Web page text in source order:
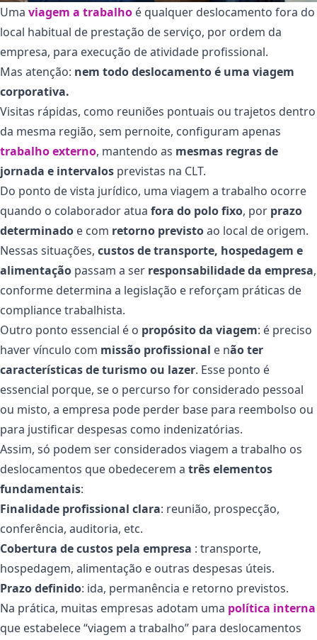
Uma viagem a trabalho é qualquer deslocamento fora do
local habitual de prestação de serviço, por ordem da
empresa, para execução de atividade profissional.
Mas atenção: nem todo deslocamento é uma viagem
corporativa.
Visitas rápidas, como reuniões pontuais ou trajetos dentro
da mesma região, sem pernoite, configuram apenas
trabalho externo, mantendo as mesmas regras de
jornada e intervalos previstas na CLT.
Do ponto de vista jurídico, uma viagem a trabalho ocorre
quando o colaborador atua fora do polo fixo, por prazo
determinado e com retorno previstoao local de origem.
Nessas situações, custos de transporte, hospedagem e
alimentação passam a ser responsabilidade da empresa,
conforme determina a legislação e reforçam práticas de
compliance trabalhista.
Outro ponto essencial é o propósito da viagem: é preciso
haver vínculo com missão profissional e não ter
características de turismo ou lazer. Esse ponto é
essencial porque, se o percurso for considerado pessoal
ou misto, a empresa pode perder base para reembolso ou
para justificar despesas como indenizatórias.
Assim, só podem ser considerados viagem a trabalho os
deslocamentos que obedecerem a três elementos
fundamentais:
Finalidade profissional clara: reunião, prospecção,
conferência, auditoria, etc.
Cobertura de custos pela empresa : transporte,
hospedagem, alimentação e outras despesas úteis.
Prazo definido: ida, permanência e retorno previstos.
Na prática, muitas empresas adotam uma política interna
que estabelece “viagem a trabalho” para deslocamentos